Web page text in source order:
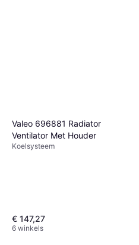
Valeo 696881 Radiator
Ventilator Met Houder
Koelsysteem
€ 147,27
6 winkels